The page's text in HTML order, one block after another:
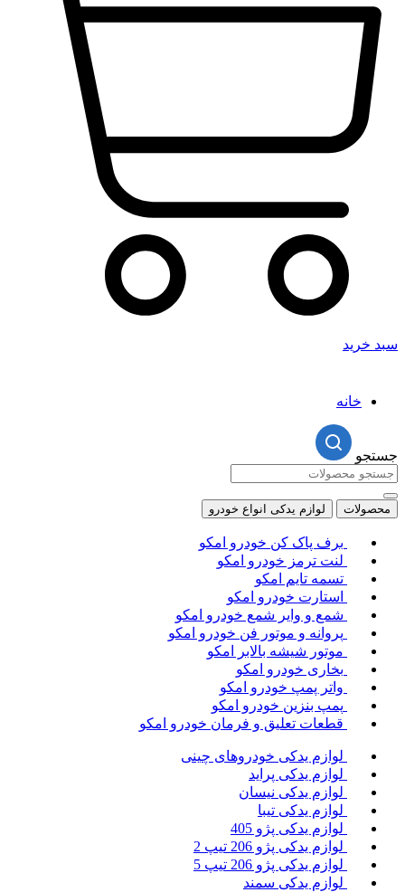
سبد خرید
خانه
جستجو
محصولات لوازم یدکی انواع خودرو
برف پاک کن خودرو امکو
لنت ترمز خودرو امکو
تسمه تایم امکو
استارت خودرو امکو
شمع و وایر شمع خودرو امکو
پروانه و موتور فن خودرو امکو
موتور شیشه بالابر امکو
بخاری خودرو امکو
واتر پمپ خودرو امکو
پمپ بنزین خودرو امکو
قطعات تعلیق و فرمان خودرو امکو
لوازم یدکی خودروهای چینی
لوازم یدکی پراید
لوازم یدکی نیسان
لوازم یدکی تیبا
لوازم یدکی پژو 405
لوازم یدکی پژو 206 تیپ 2
لوازم یدکی پژو 206 تیپ 5
لوازم یدکی سمند